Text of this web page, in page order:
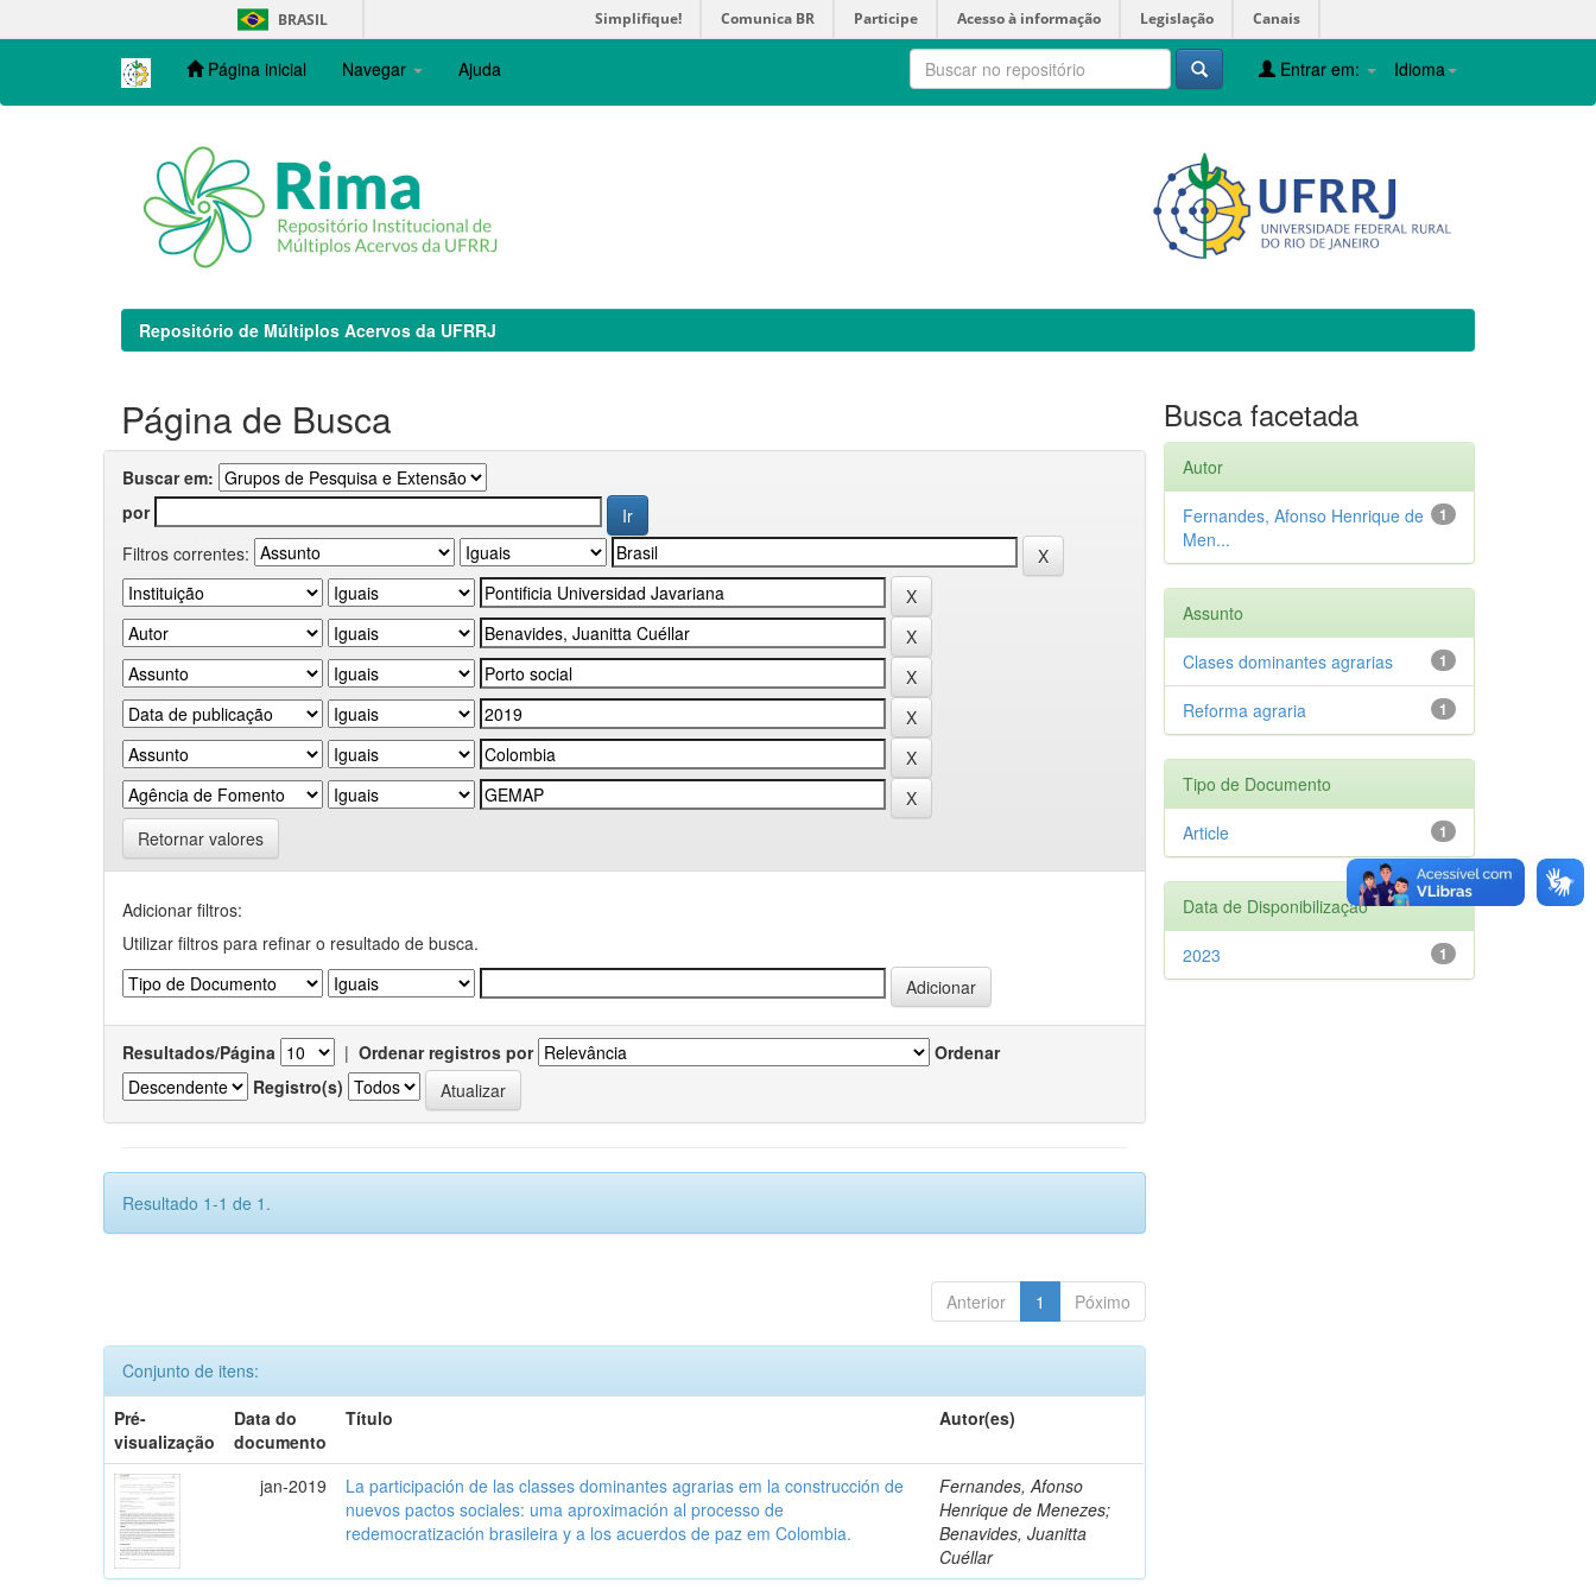
navigation
BRASIL Simplifique! Comunica BR Participe Acesso à informação Legislação Canais
Página inicial Navegar Ajuda Idioma
Entrar em:
Repositório de Múltiplos Acervos da UFRRJ
Página de Busca
Buscar em:
por
Filtros correntes:
Retornar valores
Adicionar filtros:
Utilizar filtros para refinar o resultado de busca.
Resultados/Página | Ordenar registros por
Ordenar
Registro(s)
Resultado 1-1 de 1.
Anterior 1 Póximo
Conjunto de itens:
Pré-
visualização
Data do
documento
Título Autor(es)
jan-2019
La participación de las classes dominantes agrarias em la construcción de
nuevos pactos sociales: uma aproximación al processo de
redemocratización brasileira y a los acuerdos de paz em Colombia.
Fernandes, Afonso
Henrique de Menezes;
Benavides, Juanitta
Cuéllar
Busca facetada
Autor
1
Fernandes, Afonso Henrique de
Men...
Assunto
1
Clases dominantes agrarias
1
Reforma agraria
Tipo de Documento
1
Article
Data de Disponibilização
1
2023